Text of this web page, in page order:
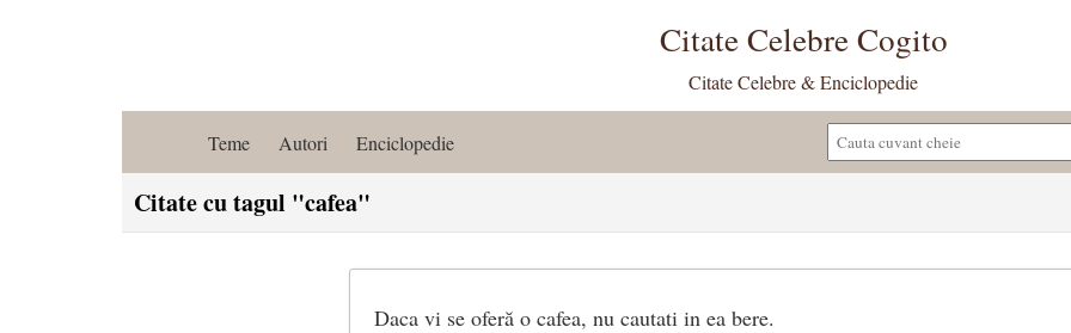
Citate Celebre Cogito
Citate Celebre & Enciclopedie
Teme Autori Enciclopedie
Citate cu tagul "cafea"
Daca vi se oferă o cafea, nu cautati in ea bere.